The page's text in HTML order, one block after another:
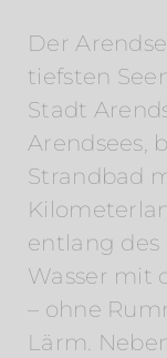
Der
tiefsten
Stadt
Arendsees,
Strandbad
entlang des
Wasser mit
– ohne
Lärm.